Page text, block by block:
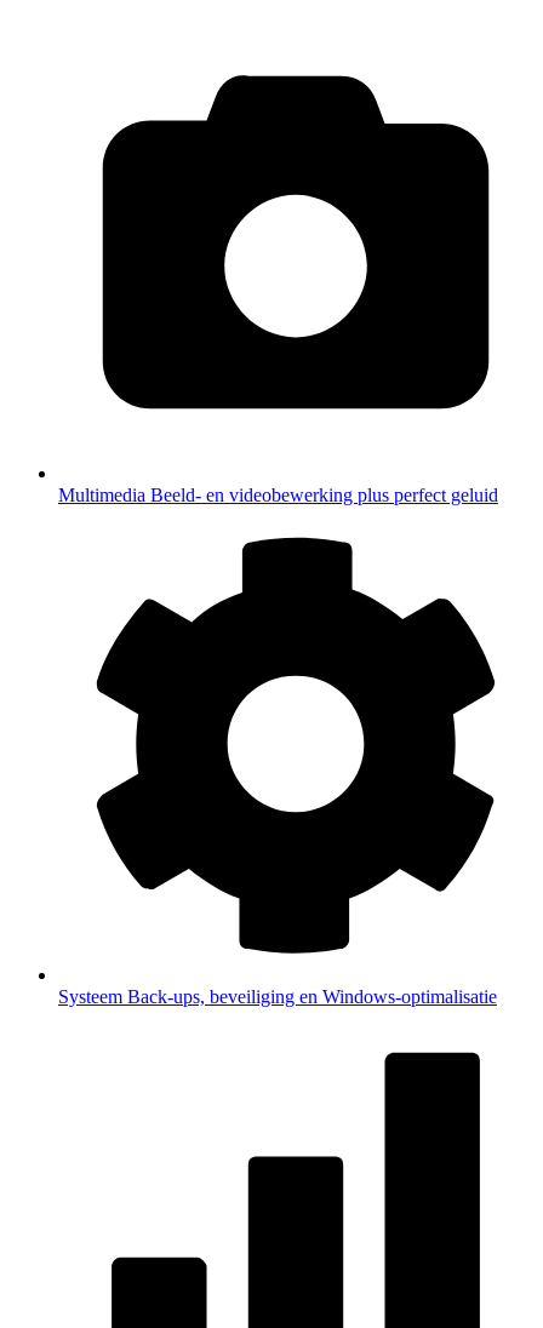
Multimedia Beeld- en videobewerking plus perfect geluid
Systeem Back-ups, beveiliging en Windows-optimalisatie